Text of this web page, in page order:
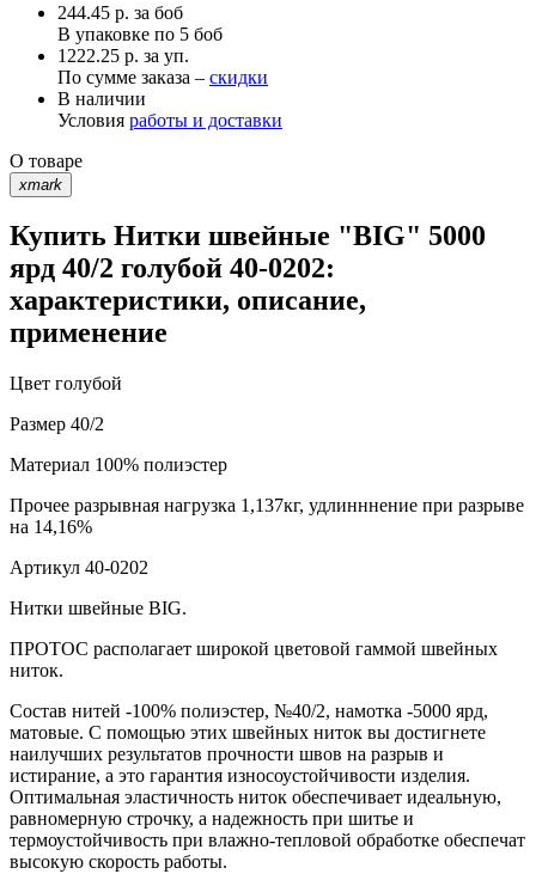
244.45 р. за боб
В упаковке по 5 боб
1222.25 р. за уп.
По сумме заказа – скидки
В наличии
Условия работы и доставки
О товаре
xmark
Купить Нитки швейные "BIG" 5000
ярд 40/2 голубой 40-0202:
характеристики, описание,
применение
Цвет голубой
Размер 40/2
Материал 100% полиэстер
Прочее разрывная нагрузка 1,137кг, удлинннение при разрыве
на 14,16%
Артикул 40-0202
Нитки швейные BIG.
ПРОТОС располагает широкой цветовой гаммой швейных
ниток.
Состав нитей -100% полиэстер, №40/2, намотка -5000 ярд,
матовые. С помощью этих швейных ниток вы достигнете
наилучших результатов прочности швов на разрыв и
истирание, а это гарантия износоустойчивости изделия.
Оптимальная эластичность ниток обеспечивает идеальную,
равномерную строчку, а надежность при шитье и
термоустойчивость при влажно-тепловой обработке обеспечат
высокую скорость работы.